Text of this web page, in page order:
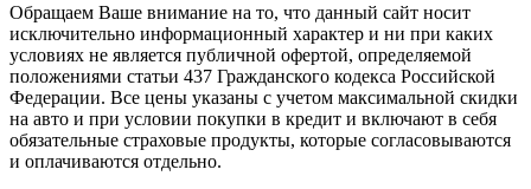
Обращаем Ваше внимание на то, что данный сайт носит
исключительно информационный характер и ни при каких
условиях не является публичной офертой, определяемой
положениями статьи 437 Гражданского кодекса Российской
Федерации. Все цены указаны с учетом максимальной скидки
на авто и при условии покупки в кредит и включают в себя
обязательные страховые продукты, которые согласовываются
и оплачиваются отдельно.